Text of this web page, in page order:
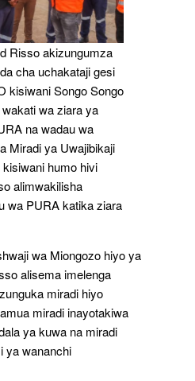
Risso akizungumza
cha uchakataji gesi
kisiwani Songo Songo
wa ziara ya
na wadau wa
Miradi ya Uwajibikaji
humo hivi
alimwakilisha
wa PURA katika ziara
wa Miongozo hiyo ya
alisema imelenga
miradi hiyo
miradi inayotakiwa
ya kuwa na miradi
ya wananchi